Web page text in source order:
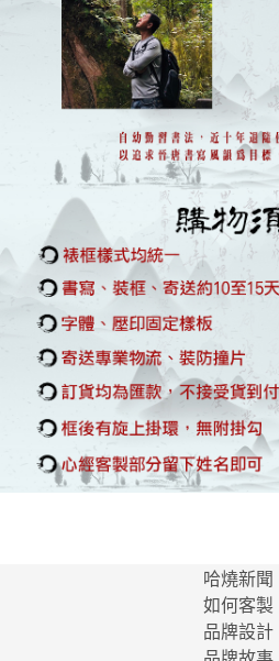
哈燒新聞
如何客製
品牌設計